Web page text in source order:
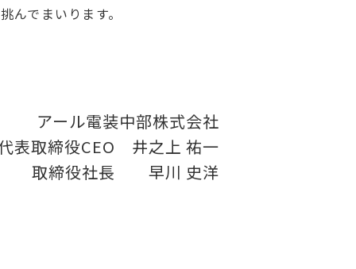
でまいります。
アール電装中部株式会社
表取締役CEO 井之上 祐一
取締役社長 早川 史洋